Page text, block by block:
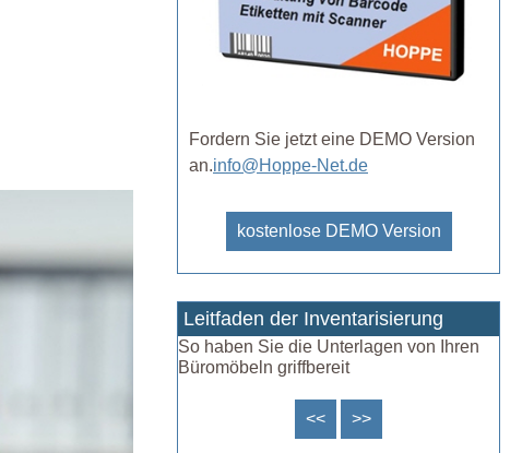
Fordern Sie jetzt eine DEMO Version
an.info@Hoppe-Net.de
kostenlose DEMO Version
Leitfaden der Inventarisierung
So haben Sie die Unterlagen von Ihren
Büromöbeln griffbereit
<< >>